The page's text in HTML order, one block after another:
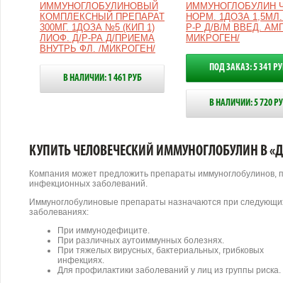
ИММУНОГЛОБУЛИНОВЫЙ
КОМПЛЕКСНЫЙ ПРЕПАРАТ
300МГ. 1ДОЗА №5 (КИП 1)
ЛИОФ. Д/Р-РА Д/ПРИЕМА
ВНУТРЬ ФЛ. /МИКРОГЕН/
В НАЛИЧИИ: 1 461 РУБ
ИММУНОГЛОБУЛИН
НОРМ. 1ДОЗА
Р-Р Д/В/М ВВЕД.
МИКРОГЕН/
ПОД ЗАКАЗ: 5 341
В НАЛИЧИИ: 5 720
КУПИТЬ ЧЕЛОВЕЧЕСКИЙ ИММУНОГЛОБУЛИН В
Компания может предложить препараты
инфекционных заболеваний.
Иммуноглобулиновые препараты назначаются при
заболеваниях:
При иммунодефиците.
При различных аутоиммунных болезнях.
При тяжелых вирусных, бактериальных, грибковых
инфекциях.
Для профилактики заболеваний у лиц из группы риска.